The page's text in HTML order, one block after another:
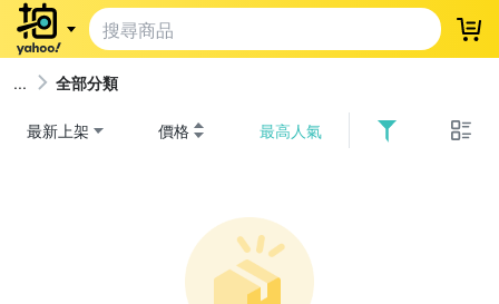
登
全部分類
最新上架 價格 最高人氣